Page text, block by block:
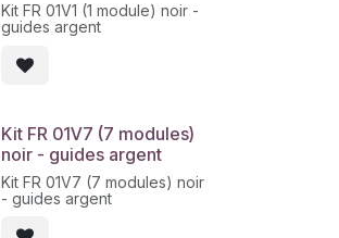
Kit FR 01V1 (1 module) noir -
guides argent
Kit FR 01V7 (7 modules)
noir - guides argent
Kit FR 01V7 (7 modules) noir
- guides argent